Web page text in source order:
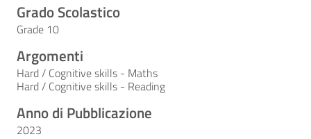
Grado Scolastico
Grade 10
Argomenti
Hard / Cognitive skills - Maths
Hard / Cognitive skills - Reading
Anno di Pubblicazione
2023